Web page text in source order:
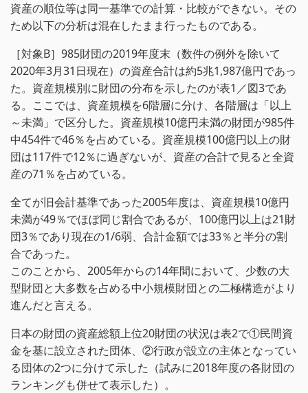
資産の順位等は同一基準での計算・比較ができない。その
ため以下の分析は混在したまま行ったものである。
［対象B］985財団の2019年度末（数件の例外を除いて
2020年3月31日現在）の資産合計は約5兆1,987億円であっ
た。資産規模別に財団の分布を示したのが表1／図3であ
る。ここでは、資産規模を6階層に分け、各階層は「以上
～未満」で区分した。資産規模10億円未満の財団が985件
中454件で46％を占めている。資産規模100億円以上の財
団は117件で12％に過ぎないが、資産の合計で見ると全資
産の71％を占めている。
全てが旧会計基準であった2005年度は、資産規模10億円
未満が49％でほぼ同じ割合であるが、100億円以上は21財
団3％であり現在の1/6弱、合計金額では33％と半分の割
合であった。
このことから、2005年からの14年間において、少数の大
型財団と大多数を占める中小規模財団との二極構造がより
進んだと言える。
日本の財団の資産総額上位20財団の状況は表2で①民間資
金を基に設立された団体、②行政が設立の主体となってい
る団体の2つに分けて示した（試みに2018年度の各財団の
ランキングも併せて表示した）。